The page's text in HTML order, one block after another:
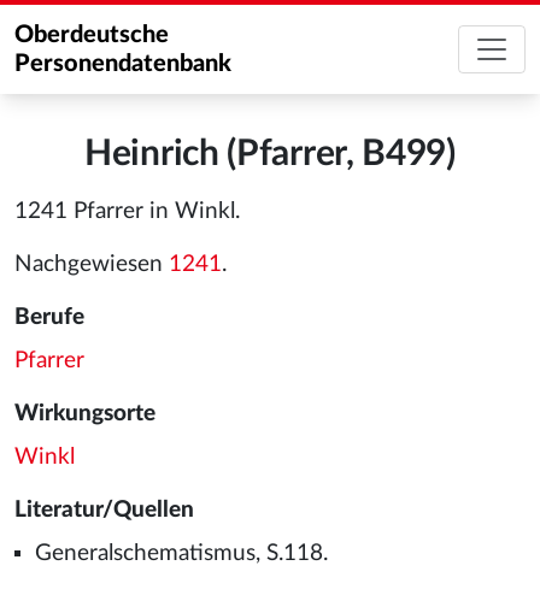
Oberdeutsche
Personendatenbank
Heinrich (Pfarrer, B499)
1241 Pfarrer in Winkl.
Nachgewiesen 1241.
Berufe
Pfarrer
Wirkungsorte
Winkl
Literatur/Quellen
Generalschematismus, S.118.